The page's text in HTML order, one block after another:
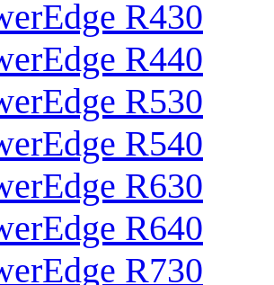
R430
R440
R530
R540
R630
R640
R730